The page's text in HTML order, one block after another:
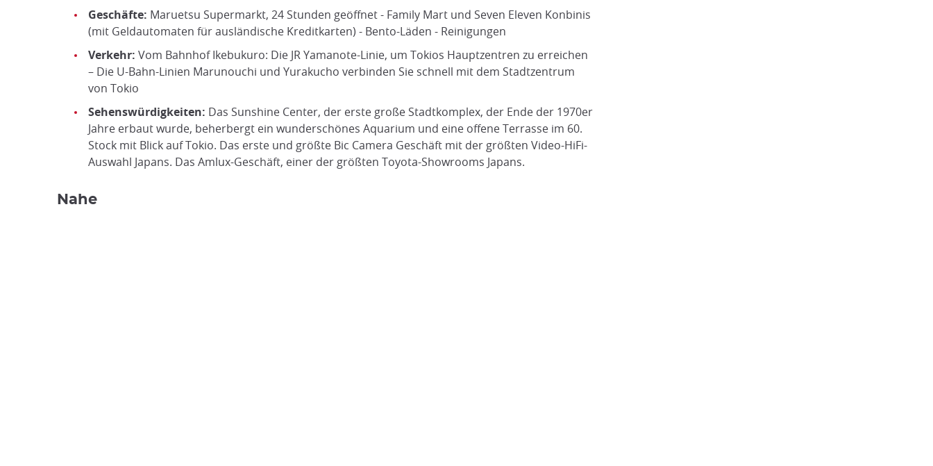
Geschäfte: Maruetsu Supermarkt, 24 Stunden geöffnet - Family Mart und Seven Eleven Konbinis
(mit Geldautomaten für ausländische Kreditkarten) - Bento-Läden - Reinigungen
Verkehr: Vom Bahnhof Ikebukuro: Die JR Yamanote-Linie, um Tokios Hauptzentren zu erreichen
– Die U-Bahn-Linien Marunouchi und Yurakucho verbinden Sie schnell mit dem Stadtzentrum
von Tokio
Sehenswürdigkeiten: Das Sunshine Center, der erste große Stadtkomplex, der Ende der 1970er
Jahre erbaut wurde, beherbergt ein wunderschönes Aquarium und eine offene Terrasse im 60.
Stock mit Blick auf Tokio. Das erste und größte Bic Camera Geschäft mit der größten Video-HiFi-
Auswahl Japans. Das Amlux-Geschäft, einer der größten Toyota-Showrooms Japans.
Nahe